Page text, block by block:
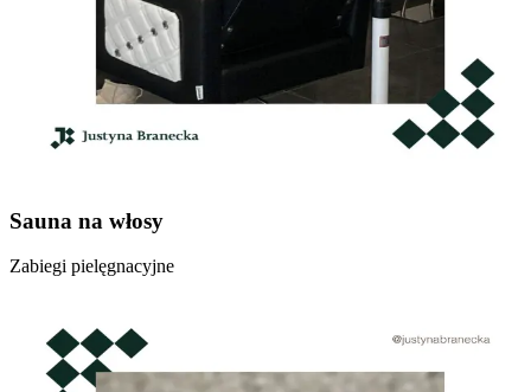
Sauna na włosy
Zabiegi pielęgnacyjne